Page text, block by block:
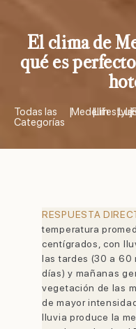
El clima de
qué es
Todas las
Categorías
|Medellín
|Lifestyle
| |
RESPUESTA
temperatura
centígrados, con
las tardes (30 a 60
días) y mañanas
vegetación de las
de mayor
lluvia produce la